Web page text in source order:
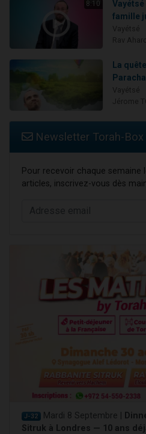
8:10
Vayétsé
famille
La
Newsletter Torah-Box
Pour recevoir chaque semaine
articles, inscrivez-vous dès
J-32 Mardi 8 Septembre |
Sitruk à Londres — 10 ans